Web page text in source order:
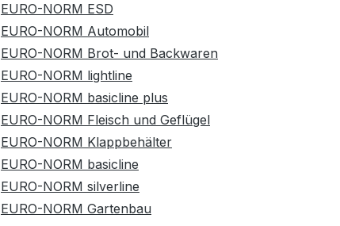
EURO-NORM ESD
EURO-NORM Automobil
EURO-NORM Brot- und Backwaren
EURO-NORM lightline
EURO-NORM basicline plus
EURO-NORM Fleisch und Geflügel
EURO-NORM Klappbehälter
EURO-NORM basicline
EURO-NORM silverline
EURO-NORM Gartenbau